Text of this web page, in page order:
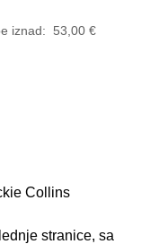
iznad: 53,00 €
Collins
stranice, sa